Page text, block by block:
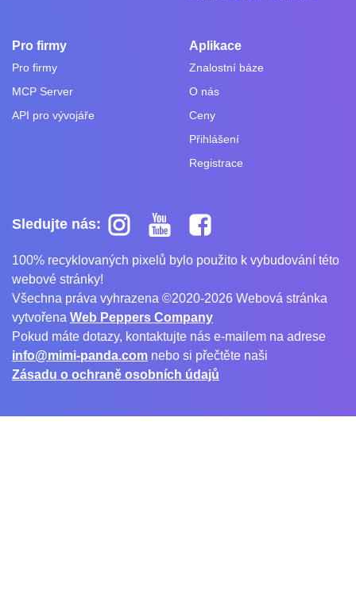
Pro firmy
Pro firmy
MCP Server
API pro vývojáře
Aplikace
Znalostní báze
O nás
Ceny
Přihlášení
Registrace
Sledujte nás:
100% recyklovaných pixelů bylo použito k vybudování této
webové stránky!
Všechna práva vyhrazena ©2020-2026 Webová stránka
vytvořena Web Peppers Company
Pokud máte dotazy, kontaktujte nás e-mailem na adrese
info@mimi-panda.com nebo si přečtěte naši
Zásadu o ochraně osobních údajů